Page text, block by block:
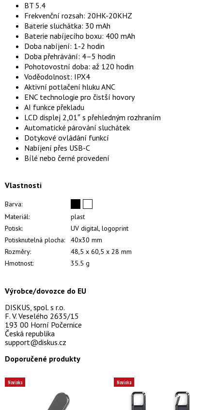
BT 5.4
Frekvenční rozsah: 20HK-20KHZ
Baterie sluchátka: 30 mAh
Baterie nabíjecího boxu: 400 mAh
Doba nabíjení: 1-2 hodin
Doba přehrávání: 4–5 hodin
Pohotovostní doba: až 120 hodin
Voděodolnost: IPX4
Aktivní potlačení hluku ANC
ENC technologie pro čistší hovory
AI funkce překladu
LCD displej 2,01″ s přehledným rozhraním
Automatické párování sluchátek
Dotykové ovládání funkcí
Nabíjení přes USB-C
Bílé nebo černé provedení
Vlastnosti
Barva:
Materiál:
plast
Potisk:
UV digital, logoprint
Potisknutelná plocha:
40x30 mm
Rozměry:
48,5 x 60,5 x 28 mm
Hmotnost:
35.5 g
Výrobce/dovozce do EU
DISKUS, spol. s r.o.
F. V. Veselého 2635/15
193 00 Horní Počernice
Česká republika
support@diskus.cz
Doporučené produkty
Novinka Novinka